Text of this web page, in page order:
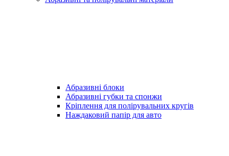
Абразивні блоки
Абразивні губки та спонжи
Кріплення для полірувальних кругів
Наждаковий папір для авто